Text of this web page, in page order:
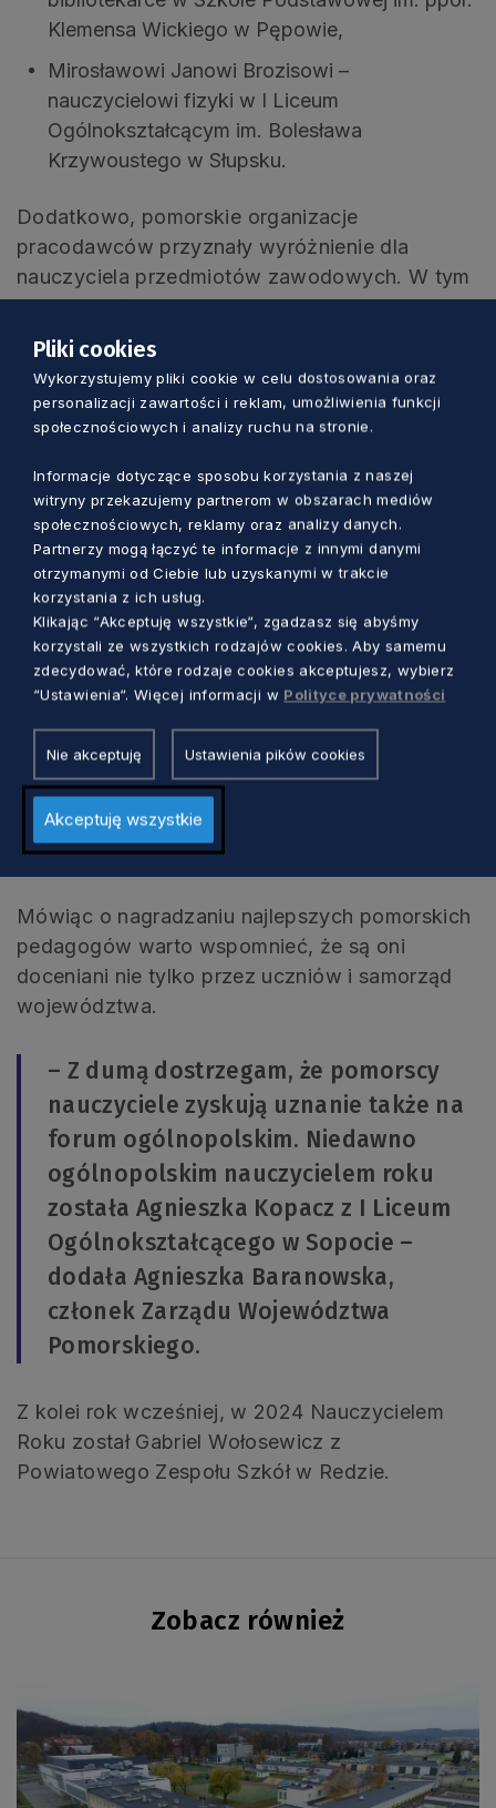
Klemensa Wickiego w Pępowie,
Mirosławowi Janowi Brozisowi –
nauczycielowi fizyki w I Liceum
Ogólnokształcącym im. Bolesława
Krzywoustego w Słupsku.
Dodatkowo, pomorskie organizacje
pracodawców przyznały wyróżnienie dla
nauczyciela przedmiotów zawodowych. W tym
roku okazała się nią Ewa Ławna, nauczycielka
przedmiotów zawodowych w Pomorskiej
Medycznej Szkole Policealnej w Starogardzie
Gdańskim
Pomorscy nauczyciele wzorem
Mówiąc o nagradzaniu najlepszych pomorskich
pedagogów warto wspomnieć, że są oni
doceniani nie tylko przez uczniów i samorząd
województwa.
– Z dumą dostrzegam, że pomorscy
nauczyciele zyskują uznanie także na
forum ogólnopolskim. Niedawno
ogólnopolskim nauczycielem roku
została Agnieszka Kopacz z I Liceum
Ogólnokształcącego w Sopocie –
dodała Agnieszka Baranowska,
członek Zarządu Województwa
Pomorskiego.
Z kolei rok wcześniej, w 2024 Nauczycielem
Roku został Gabriel Wołosewicz z
Powiatowego Zespołu Szkół w Redzie.
Zobacz również
Pliki cookies
Wykorzystujemy pliki cookie w celu dostosowania oraz
personalizacji zawartości i reklam, umożliwienia funkcji
społecznościowych i analizy ruchu na stronie.
Informacje dotyczące sposobu korzystania z naszej
witryny przekazujemy partnerom w obszarach mediów
społecznościowych, reklamy oraz analizy danych.
Partnerzy mogą łączyć te informacje z innymi danymi
otrzymanymi od Ciebie lub uzyskanymi w trakcie
korzystania z ich usług.
Klikając “Akceptuję wszystkie“, zgadzasz się abyśmy
korzystali ze wszystkich rodzajów cookies. Aby samemu
zdecydować, które rodzaje cookies akceptujesz, wybierz
“Ustawienia“. Więcej informacji w Polityce prywatności
Nie akceptuję Ustawienia pików cookies
Akceptuję wszystkie